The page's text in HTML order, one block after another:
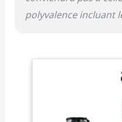
polyvalence incluant